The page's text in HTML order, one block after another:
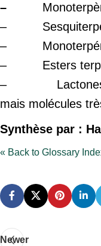
–
–
–
– Esters
– Lactones
mais molécules
Synthèse par :
« Back to Glossary
Newer